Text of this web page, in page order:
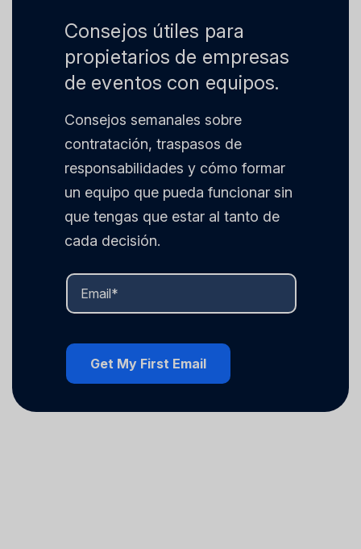
Consejos útiles para
propietarios de empresas
de eventos con equipos.
Consejos semanales sobre
contratación, traspasos de
responsabilidades y cómo formar
un equipo que pueda funcionar sin
que tengas que estar al tanto de
cada decisión.